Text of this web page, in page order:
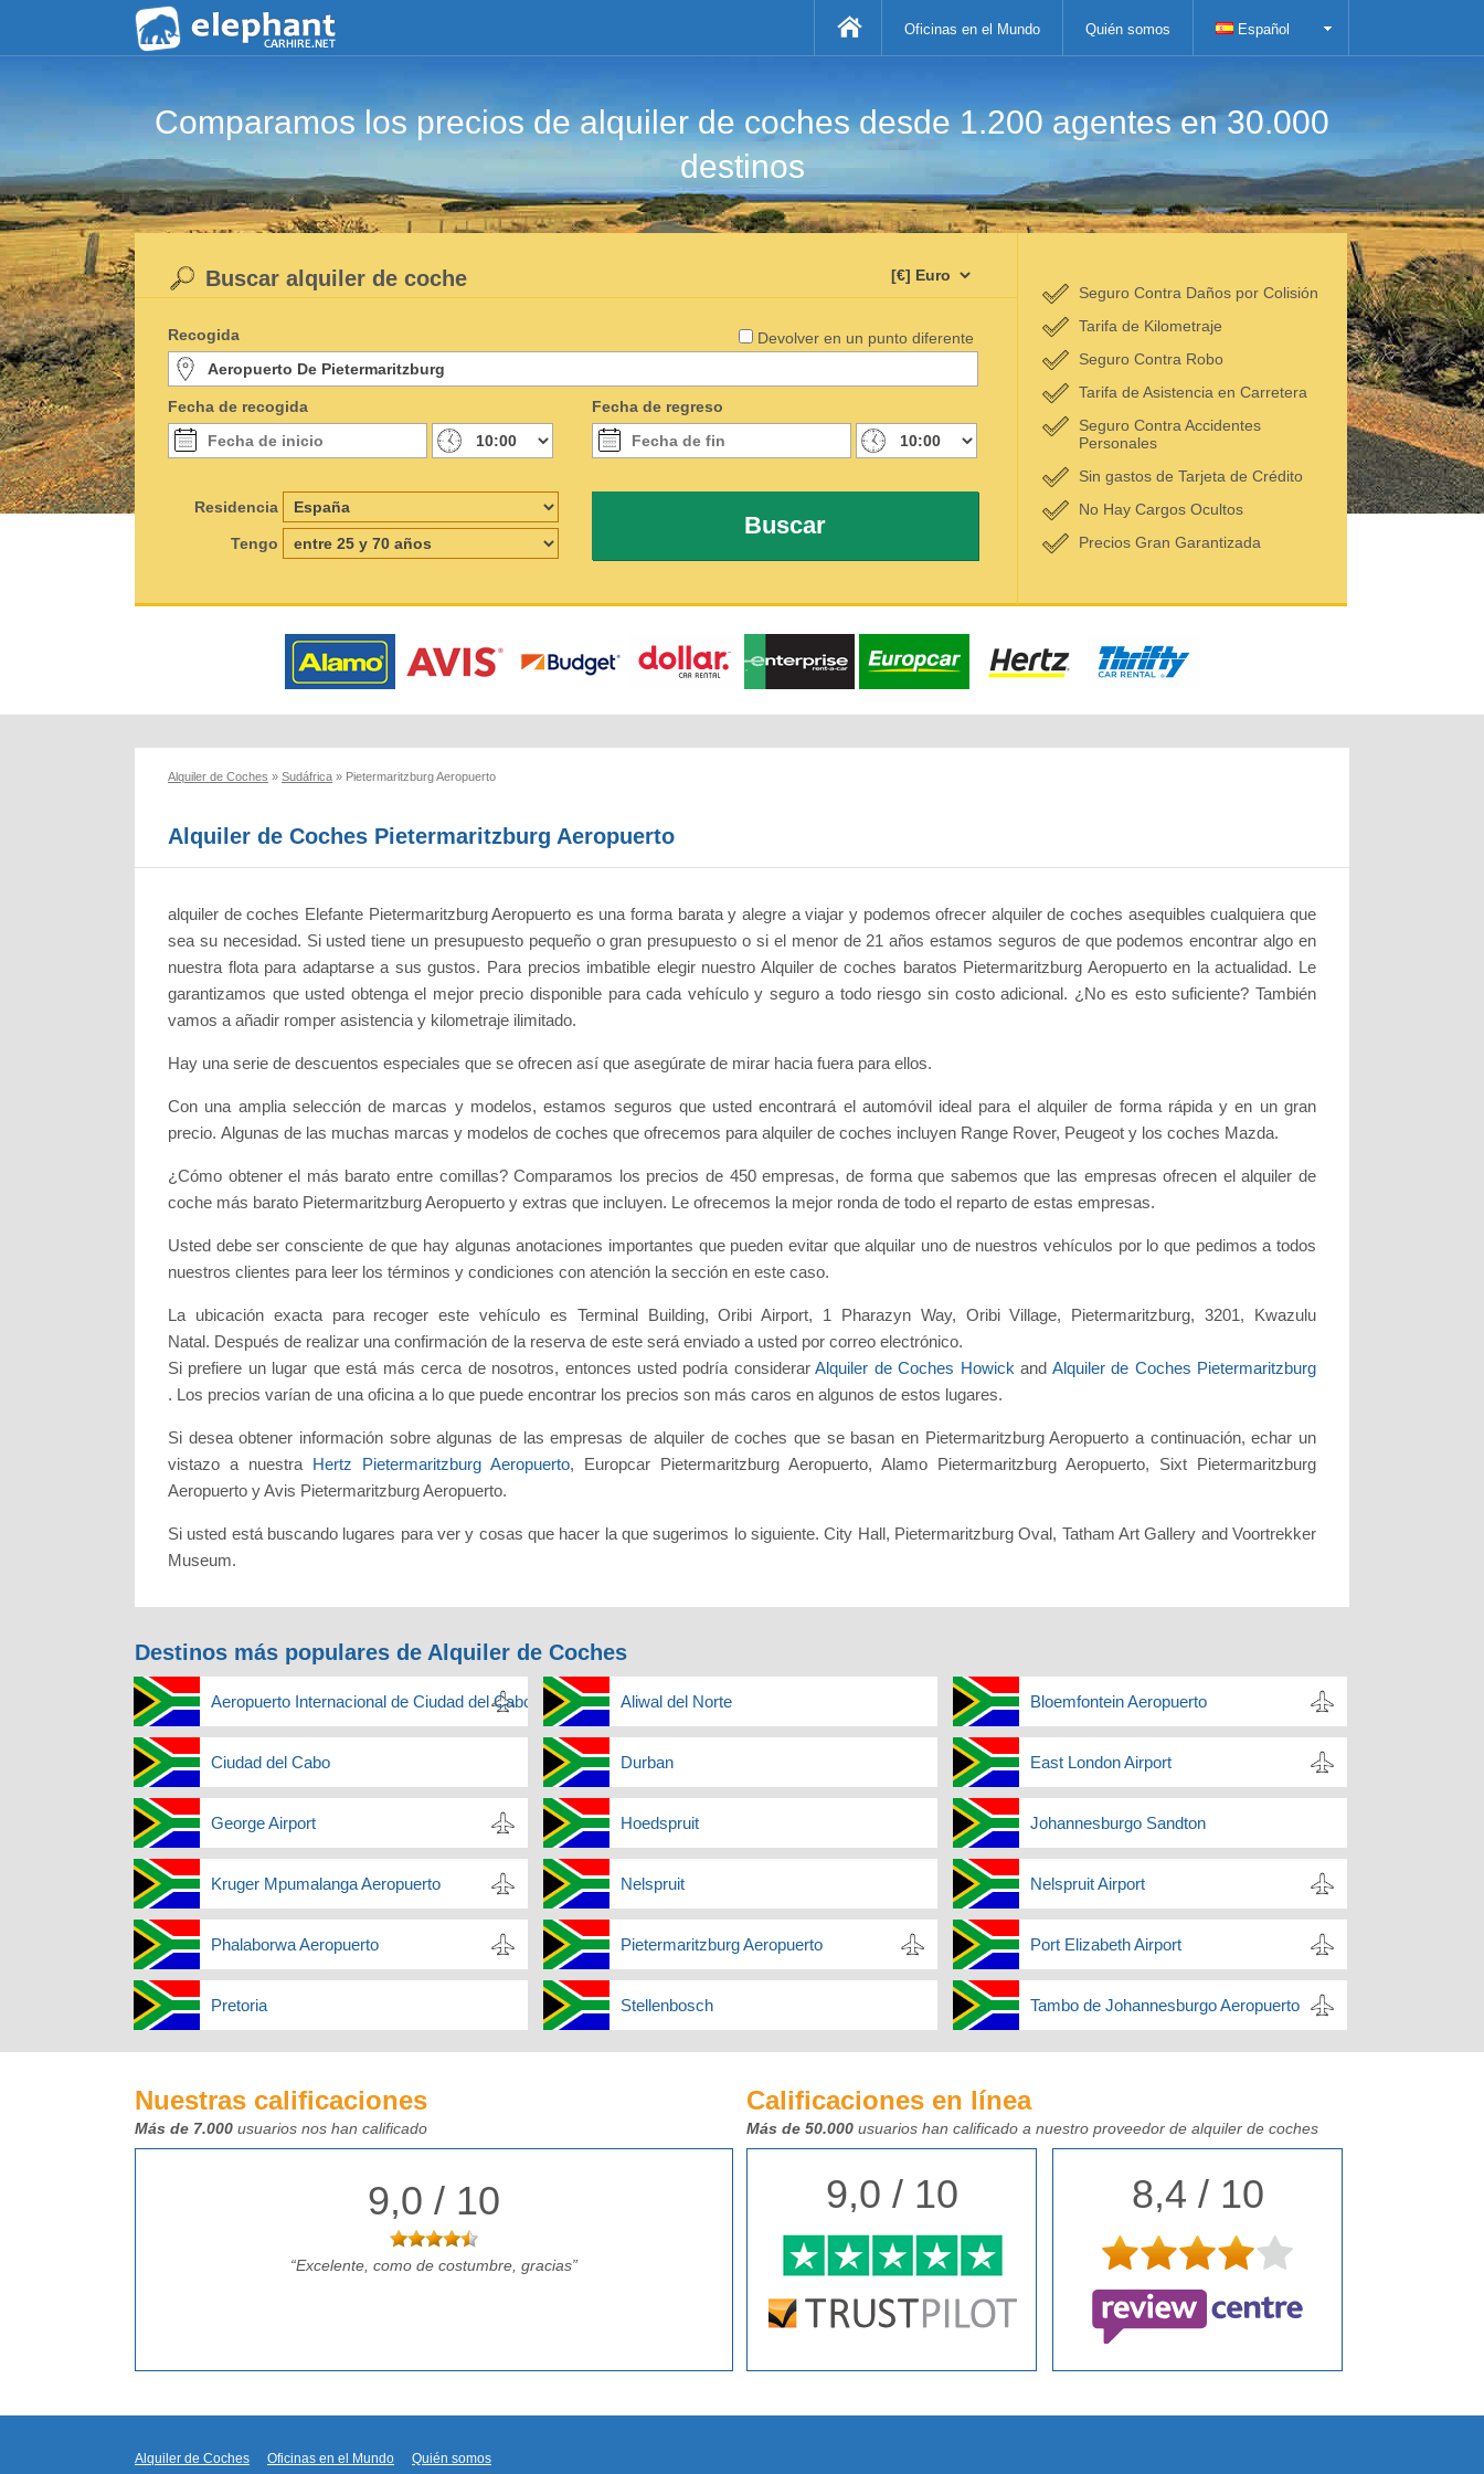
Oficinas en el Mundo Quién somos Español
Comparamos los precios de alquiler de coches desde 1.200 agentes en 30.000
destinos
Devolver en un punto diferente
Buscar alquiler de coche
Recogida
Fecha de recogida Fecha de regreso
Residencia
Tengo
Buscar
Seguro Contra Daños por Colisión
Tarifa de Kilometraje
Seguro Contra Robo
Tarifa de Asistencia en Carretera
Seguro Contra Accidentes
Personales
Sin gastos de Tarjeta de Crédito
No Hay Cargos Ocultos
Precios Gran Garantizada
Alquiler de Coches » Sudáfrica » Pietermaritzburg Aeropuerto
Alquiler de Coches Pietermaritzburg Aeropuerto
alquiler de coches Elefante Pietermaritzburg Aeropuerto es una forma barata y alegre a viajar y podemos ofrecer alquiler de coches asequibles cualquiera que
sea su necesidad. Si usted tiene un presupuesto pequeño o gran presupuesto o si el menor de 21 años estamos seguros de que podemos encontrar algo en
nuestra flota para adaptarse a sus gustos. Para precios imbatible elegir nuestro Alquiler de coches baratos Pietermaritzburg Aeropuerto en la actualidad. Le
garantizamos que usted obtenga el mejor precio disponible para cada vehículo y seguro a todo riesgo sin costo adicional. ¿No es esto suficiente? También
vamos a añadir romper asistencia y kilometraje ilimitado.
Hay una serie de descuentos especiales que se ofrecen así que asegúrate de mirar hacia fuera para ellos.
Con una amplia selección de marcas y modelos, estamos seguros que usted encontrará el automóvil ideal para el alquiler de forma rápida y en un gran
precio. Algunas de las muchas marcas y modelos de coches que ofrecemos para alquiler de coches incluyen Range Rover, Peugeot y los coches Mazda.
¿Cómo obtener el más barato entre comillas? Comparamos los precios de 450 empresas, de forma que sabemos que las empresas ofrecen el alquiler de
coche más barato Pietermaritzburg Aeropuerto y extras que incluyen. Le ofrecemos la mejor ronda de todo el reparto de estas empresas.
Usted debe ser consciente de que hay algunas anotaciones importantes que pueden evitar que alquilar uno de nuestros vehículos por lo que pedimos a todos
nuestros clientes para leer los términos y condiciones con atención la sección en este caso.
La ubicación exacta para recoger este vehículo es Terminal Building, Oribi Airport, 1 Pharazyn Way, Oribi Village, Pietermaritzburg, 3201, Kwazulu
Natal. Después de realizar una confirmación de la reserva de este será enviado a usted por correo electrónico.
Si prefiere un lugar que está más cerca de nosotros, entonces usted podría considerarAlquiler de Coches Howickand Alquiler de Coches Pietermaritzburg
. Los precios varían de una oficina a lo que puede encontrar los precios son más caros en algunos de estos lugares.
Si desea obtener información sobre algunas de las empresas de alquiler de coches que se basan en Pietermaritzburg Aeropuerto a continuación, echar un
vistazo a nuestra Hertz Pietermaritzburg Aeropuerto, Europcar Pietermaritzburg Aeropuerto, Alamo Pietermaritzburg Aeropuerto, Sixt Pietermaritzburg
Aeropuerto y Avis Pietermaritzburg Aeropuerto.
Si usted está buscando lugares para ver y cosas que hacer la que sugerimos lo siguiente. City Hall, Pietermaritzburg Oval, Tatham Art Gallery and Voortrekker
Museum.
Destinos más populares de Alquiler de Coches
Aeropuerto Internacional de Ciudad del Cabo Aliwal del Norte Bloemfontein Aeropuerto
Ciudad del Cabo Durban East London Airport
George Airport Hoedspruit Johannesburgo Sandton
Kruger Mpumalanga Aeropuerto Nelspruit Nelspruit Airport
Phalaborwa Aeropuerto Pietermaritzburg Aeropuerto Port Elizabeth Airport
Pretoria Stellenbosch Tambo de Johannesburgo Aeropuerto
Nuestras calificaciones
Más de 7.000 usuarios nos han calificado
9,0 / 10
Excelente, como de costumbre, gracias
Calificaciones en línea
Más de 50.000 usuarios han calificado a nuestro proveedor de alquiler de coches
9,0 / 10 8,4 / 10
Alquiler de Coches Oficinas en el Mundo Quién somos